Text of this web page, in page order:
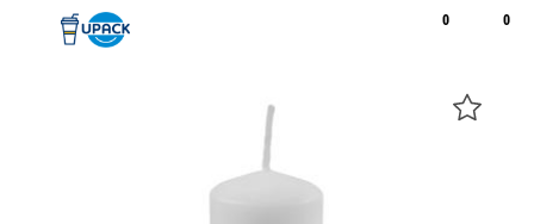
0 0